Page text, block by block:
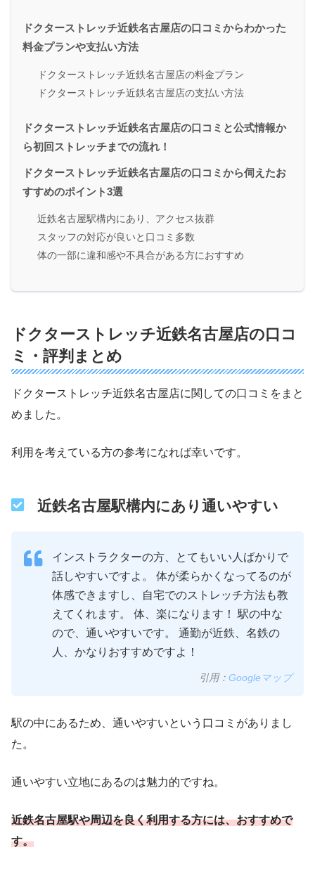
ドクターストレッチ近鉄名古屋店の口コミからわかった
料金プランや支払い方法
ドクターストレッチ近鉄名古屋店の料金プラン
ドクターストレッチ近鉄名古屋店の支払い方法
ドクターストレッチ近鉄名古屋店の口コミと公式情報か
ら初回ストレッチまでの流れ！
ドクターストレッチ近鉄名古屋店の口コミから伺えたお
すすめのポイント3選
近鉄名古屋駅構内にあり、アクセス抜群
スタッフの対応が良いと口コミ多数
体の一部に違和感や不具合がある方におすすめ
ドクターストレッチ近鉄名古屋店の口コ
ミ・評判まとめ
ドクターストレッチ近鉄名古屋店に関しての口コミをまと
めました。
利用を考えている方の参考になれば幸いです。
近鉄名古屋駅構内にあり通いやすい
インストラクターの方、とてもいい人ばかりで
話しやすいですよ。 体が柔らかくなってるのが
体感できますし、自宅でのストレッチ方法も教
えてくれます。 体、楽になります！ 駅の中な
ので、通いやすいです。 通勤が近鉄、名鉄の
人、かなりおすすめですよ！
引用： Googleマップ
駅の中にあるため、通いやすいという口コミがありまし
た。
通いやすい立地にあるのは魅力的ですね。
近鉄名古屋駅や周辺を良く利用する方には、おすすめで
す。